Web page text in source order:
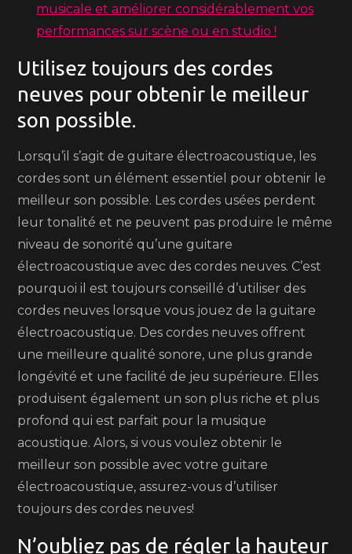
musicale et améliorer considérablement vos
performances sur scène ou en studio !
Utilisez toujours des cordes
neuves pour obtenir le meilleur
son possible.
Lorsqu’il s’agit de guitare électroacoustique, les
cordes sont un élément essentiel pour obtenir le
meilleur son possible. Les cordes usées perdent
leur tonalité et ne peuvent pas produire le même
niveau de sonorité qu’une guitare
électroacoustique avec des cordes neuves. C’est
pourquoi il est toujours conseillé d’utiliser des
cordes neuves lorsque vous jouez de la guitare
électroacoustique. Des cordes neuves offrent
une meilleure qualité sonore, une plus grande
longévité et une facilité de jeu supérieure. Elles
produisent également un son plus riche et plus
profond qui est parfait pour la musique
acoustique. Alors, si vous voulez obtenir le
meilleur son possible avec votre guitare
électroacoustique, assurez-vous d’utiliser
toujours des cordes neuves!
N’oubliez pas de régler la hauteur